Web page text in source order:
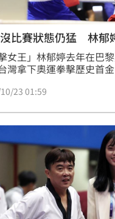
比賽狀態仍猛 林郁
擊女王」林郁婷去年在巴
灣拿下奧運拳擊歷史首
國際賽，22日她在全運會
打到第2回合對手就丟毛
金牌，成功延續連6屆全
23 01:59